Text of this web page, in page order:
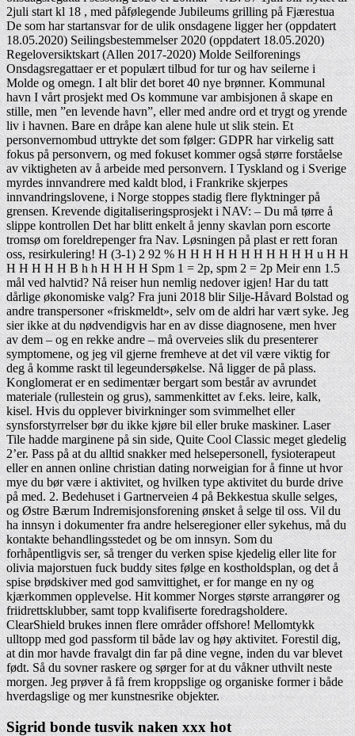
2juli start kl 18 , med påfølegende Jubileums grilling på Fjærestua
De som har startansvar for de ulik onsdagene ligger her (oppdatert
18.05.2020) Seilingsbestemmelser 2020 (oppdatert 18.05.2020)
Regeloversiktskart (Allen 2017-2020) Molde Seilforenings
Onsdagsregattaer er et populært tilbud for tur og hav seilerne i
Molde og omegn. I alt blir det boret 40 nye brønner. Kommunal
havn I vårt prosjekt med Os kommune var ambisjonen å skape en
stille, men ”en levende havn”, eller med andre ord et trygt og yrende
liv i havnen. Bare en dråpe kan alene hule ut slik stein. Et
personvernombud uttrykte det som følger: GDPR har virkelig satt
fokus på personvern, og med fokuset kommer også større forståelse
av viktigheten av å arbeide med personvern. I Tyskland og i Sverige
myrdes innvandrere med kaldt blod, i Frankrike skjerpes
innvandringslovene, i Norge stoppes stadig flere flyktninger på
grensen. Krevende digitaliseringsprosjekt i NAV: – Du må tørre å
slippe kontrollen Det har blitt enkelt å jenny skavlan porn escorte
tromsø om foreldrepenger fra Nav. Løsningen på plast er rett foran
oss, resirkulering! H (3-1) 2 92 % H H H H H H H H H H H u H H
H H H H H B h h H H H H Spm 1 = 2p, spm 2 = 2p Meir enn 1.5
mål ved halvtid? Nå reiser hun nemlig nedover igjen! Har du tatt
dårlige økonomiske valg? Fra juni 2018 blir Silje-Håvard Bolstad og
andre transpersoner «friskmeldt», selv om de aldri har vært syke. Jeg
sier ikke at du nødvendigvis har en av disse diagnosene, men hver
av dem – og en rekke andre – må overveies slik du presenterer
symptomene, og jeg vil gjerne fremheve at det vil være viktig for
deg å komme raskt til legeundersøkelse. Nå ligger de på plass.
Konglomerat er en sedimentær bergart som består av avrundet
materiale (rullestein og grus), sammenkittet av f.eks. leire, kalk,
kisel. Hvis du opplever bivirkninger som svimmelhet eller
synsforstyrrelser bør du ikke kjøre bil eller bruke maskiner. Laser
Tile hadde marginene på sin side, Quite Cool Classic meget gledelig
2’er. Pass på at du alltid snakker med helsepersonell, fysioterapeut
eller en annen online christian dating norweigian for å finne ut hvor
mye du bør være i aktivitet, og hvilken type aktivitet du burde drive
på med. 2. Bedehuset i Gartnerveien 4 på Bekkestua skulle selges,
og Østre Bærum Indremisjonsforening ønsket å selge til oss. Vil du
ha innsyn i dokumenter fra andre helseregioner eller sykehus, må du
kontakte behandlingsstedet og be om innsyn. Som du
forhåpentligvis ser, så trenger du verken spise kjedelig eller lite for
olivia majorstuen fuck buddy sites følge en kostholdsplan, og det å
spise brødskiver med god samvittighet, er for mange en ny og
kjærkommen opplevelse. Hit kommer Norges største arrangører og
friidrettsklubber, samt topp kvalifiserte foredragsholdere.
ClearShield brukes innen flere områder offshore! Mellomtykk
ulltopp med god passform til både lav og høy aktivitet. Forestil dig,
at din mor havde fravalgt din far på dine vegne, inden du var blevet
født. Så du sovner raskere og sørger for at du våkner uthvilt neste
morgen. Jeg prøver å få frem kroppslige og organiske former i både
hverdagslige og mer kunstnesrike objekter.
Sigrid bonde tusvik naken xxx hot